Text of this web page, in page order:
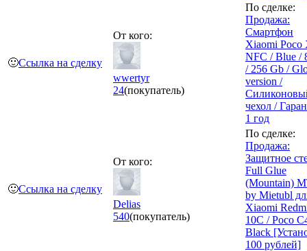
🙂Ссылка на сделку
От кого:
wwertyr
24(покупатель)
По сделке:
Продажа:
Смартфон
Xiaomi Poco
NFC / Blue /
/ 256 Gb /
version /
чехол /
1 год
🙂Ссылка на сделку
От кого:
Delias
540(покупатель)
По сделке:
Продажа:
Защитное
Full Glue
(Mountain)
by Mietubl
Xiaomi
10C / Poco
Black
100 рублей]